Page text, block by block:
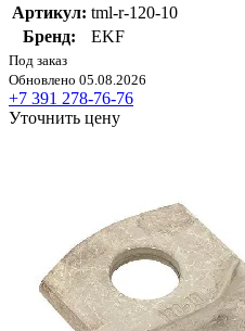
Артикул: tml-r-120-10
Бренд:
EKF
Под заказ
Обновлено 05.08.2026
+7 391 278-76-76
Уточнить цену